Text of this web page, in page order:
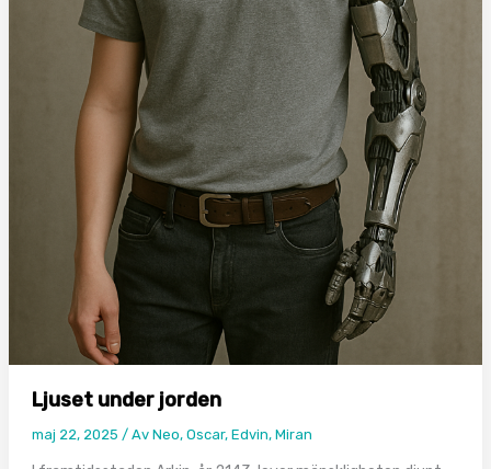
Ljuset under jorden
maj 22, 2025 / Av Neo, Oscar, Edvin, Miran